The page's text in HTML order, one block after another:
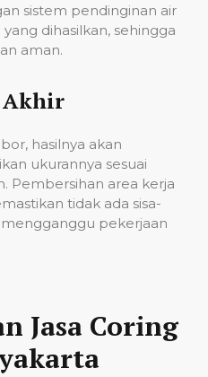
sistem pendinginan air
dihasilkan, sehingga
aman.
Akhir
hasilnya akan
ukurannya sesuai
Pembersihan area kerja
tidak ada sisa-
pekerjaan
Jasa Coring